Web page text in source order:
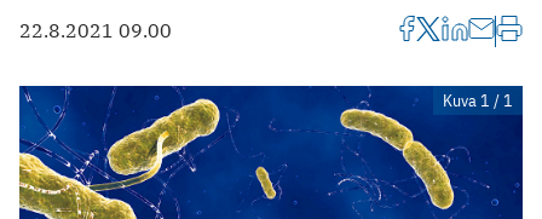
22.8.2021 09.00
Kuva 1 / 1